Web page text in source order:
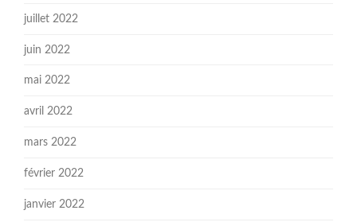
juillet 2022
juin 2022
mai 2022
avril 2022
mars 2022
février 2022
janvier 2022